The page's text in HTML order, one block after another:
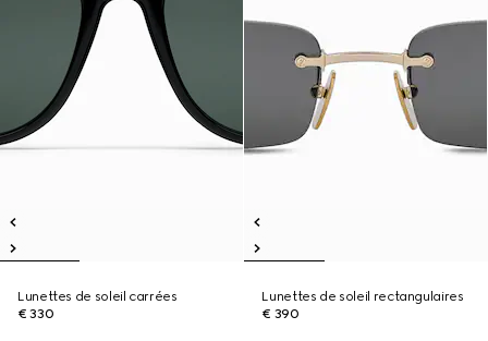
Lunettes de soleil carrées
€ 330
Lunettes de soleil rectangulaires
€ 390